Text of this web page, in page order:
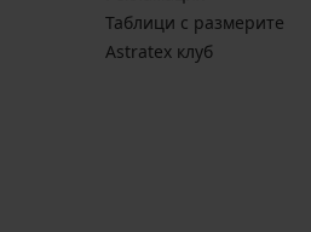
Таблици с размерите
Astratex клуб